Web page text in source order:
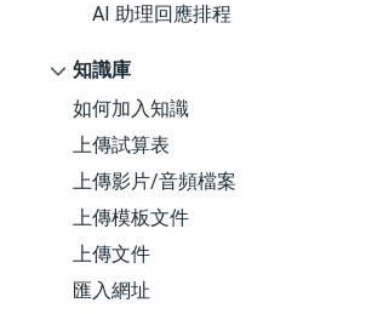
AI 助理回應排程
知識庫
如何加入知識
上傳試算表
上傳影片/音頻檔案
上傳模板文件
上傳文件
匯入網址